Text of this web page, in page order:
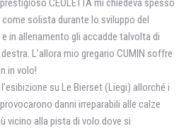
CEOLETTA mi chiedeva spesso
solista durante lo sviluppo del
in allenamento gli accadde talvolta di
L’allora mio gregario CUMIN soffre
in volo!
su Le Bierset (Liegi) allorché i
danni irreparabili alle calze
vicino alla pista di volo dove si